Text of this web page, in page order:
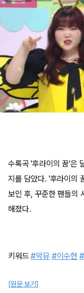
수록곡 '후라이의 꿈'은
지를 담았다. '후라이의
보인 후, 꾸준한 팬들의
해졌다.
키워드#악뮤 #이수현
[원문 보기]